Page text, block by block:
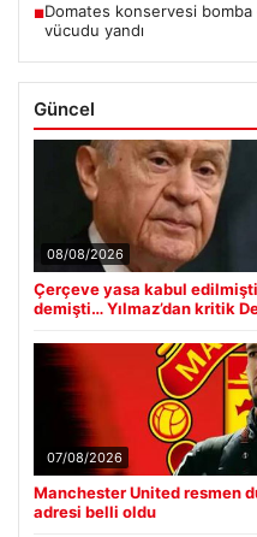
■Domates konservesi bomba
vücudu yandı
Güncel
08/08/2026
Çerçeve yasa kabul
demişti… Yılmaz’dan kritik
07/08/2026
Manchester United resmen
adresi belli oldu